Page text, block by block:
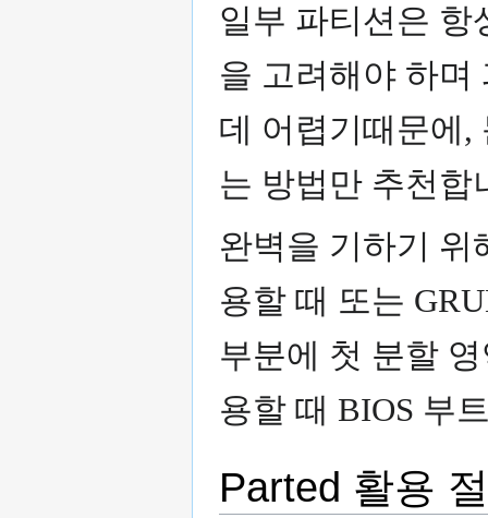
일부 파티션은 항
을 고려해야 하며
데 어렵기때문에,
는 방법만 추천합
완벽을 기하기 위
용할 때 또는
부분에 첫 분할
용할 때 BIOS 부
Parted 활용